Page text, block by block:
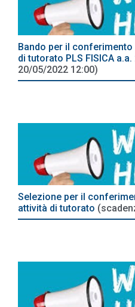
Bando per il
di tutorato PLS FISICA
20/05/2022 12:00)
Selezione per il
attività di tutorato